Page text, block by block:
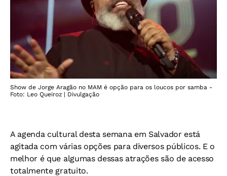
Show de Jorge Aragão no MAM é opção para os loucos por samba -
Foto: Leo Queiroz | Divulgação
A agenda cultural desta semana em Salvador está
agitada com várias opções para diversos públicos. E o
melhor é que algumas dessas atrações são de acesso
totalmente gratuito.